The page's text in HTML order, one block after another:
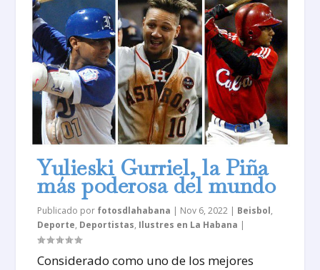
Yulieski Gurriel, la Piña
más poderosa del mundo
Publicado por fotosdlahabana | Nov 6, 2022 | Beisbol,
Deporte, Deportistas, Ilustres en La Habana |
Considerado como uno de los mejores